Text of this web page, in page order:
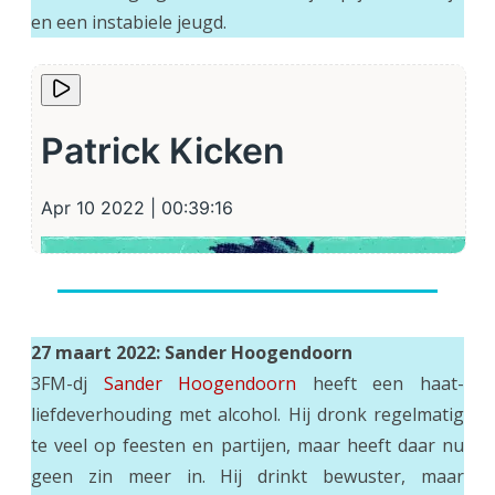
en een instabiele jeugd.
27 maart 2022: Sander Hoogendoorn
3FM-dj Sander Hoogendoorn heeft een haat-
liefdeverhouding met alcohol. Hij dronk regelmatig
te veel op feesten en partijen, maar heeft daar nu
geen zin meer in. Hij drinkt bewuster, maar